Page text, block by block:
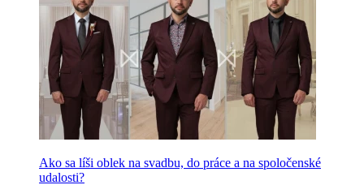
Ako sa líši oblek na svadbu, do práce a na spoločenské
udalosti?